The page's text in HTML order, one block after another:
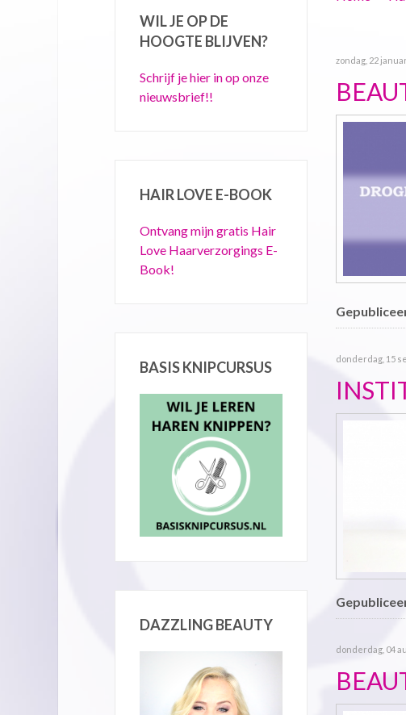
zondag, 22
donderdag, 15
donderdag, 04
WIL JE OP DE
HOOGTE BLIJVEN?
Schrijf je hier in op onze
nieuwsbrief!!
HAIR LOVE E-BOOK
Ontvang mijn gratis Hair
Love Haarverzorgings E-
Book!
BASIS KNIPCURSUS
DAZZLING BEAUTY